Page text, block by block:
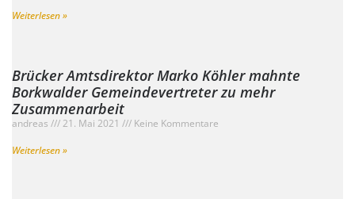
Weiterlesen »
Brücker Amtsdirektor Marko Köhler mahnte
Borkwalder Gemeindevertreter zu mehr
Zusammenarbeit
andreas 21. Mai 2021
Keine Kommentare
Weiterlesen »